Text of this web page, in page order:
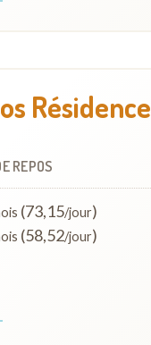
Résidence
REPOS
(73,15/jour)
(58,52/jour)